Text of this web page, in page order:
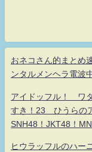
おネコさん的まとめ
ンタルメンヘラ電波
アイドッフル！ ワ
すき！23 ひうらの
SNH48！JKT48！
ヒウラッフルのハー